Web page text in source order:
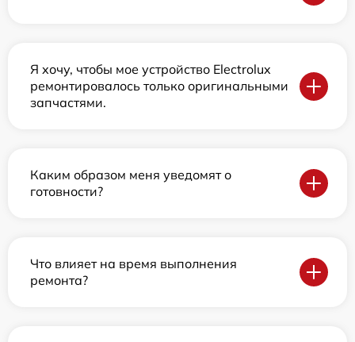
Я хочу, чтобы мое устройство Electrolux
ремонтировалось только оригинальными
запчастями.
Каким образом меня уведомят о
готовности?
Что влияет на время выполнения
ремонта?